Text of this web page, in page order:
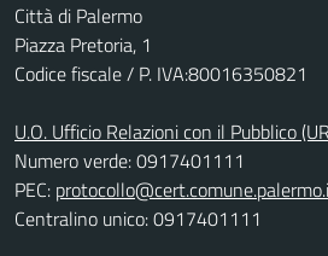
Città di Palermo
Piazza Pretoria, 1
Codice fiscale / P. IVA:80016350821
U.O. Ufficio Relazioni con il Pubblico
Numero verde: 0917401111
PEC:
Centralino unico: 0917401111